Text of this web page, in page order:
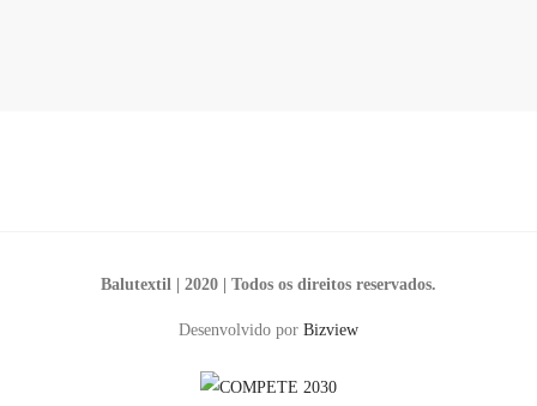
Balutextil | 2020 | Todos os direitos reservados.
Desenvolvido por Bizview